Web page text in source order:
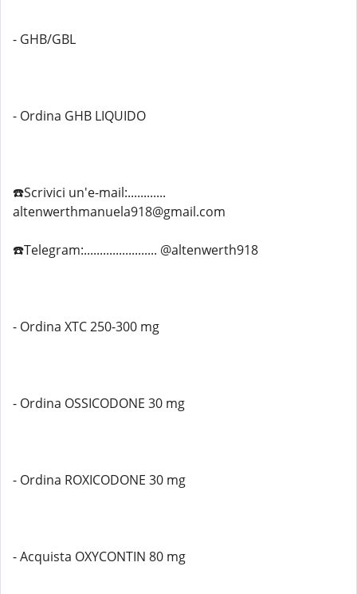
- GHB/GBL
- Ordina GHB LIQUIDO
☎️Scrivici un'e-mail:............
altenwerthmanuela918@gmail.com
☎️Telegram:....................... @altenwerth918
- Ordina XTC 250-300 mg
- Ordina OSSICODONE 30 mg
- Ordina ROXICODONE 30 mg
- Acquista OXYCONTIN 80 mg